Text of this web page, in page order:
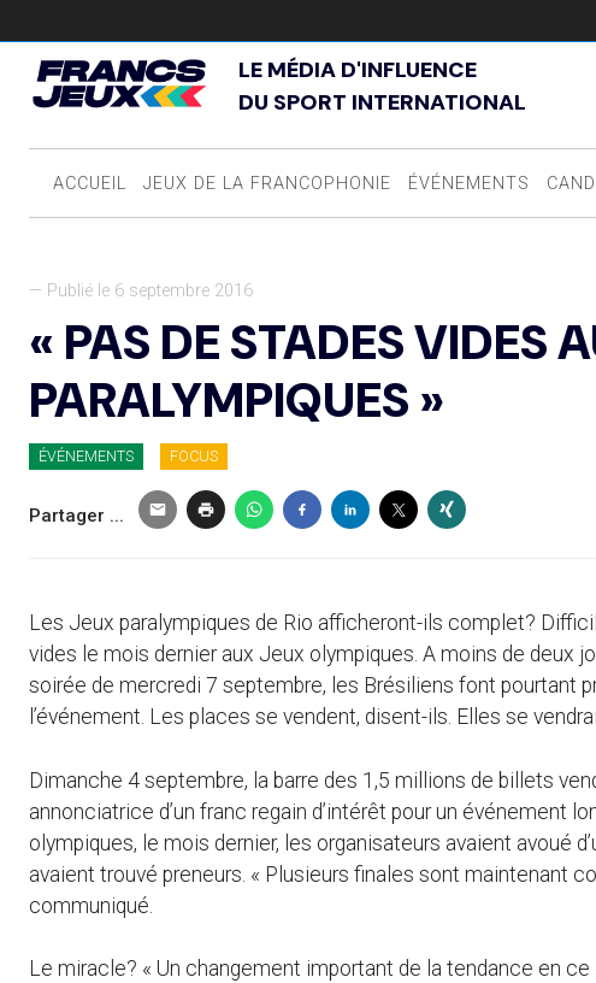
LE MÉDIA D'INFLUENCE
DU SPORT INTERNATIONAL
ACCUEIL JEUX DE LA FRANCOPHONIE ÉVÉNEMENTS
— Publié le 6 septembre 2016
« PAS DE STADES VIDES
PARALYMPIQUES »
ÉVÉNEMENTS FOCUS
Partager ...
Les Jeux paralympiques de Rio afficheront-ils complet?
vides le mois dernier aux Jeux olympiques. A moins de deux
soirée de mercredi 7 septembre, les Brésiliens font pourtant
l’événement. Les places se vendent, disent-ils. Elles se
Dimanche 4 septembre, la barre des 1,5 millions de billets
annonciatrice d’un franc regain d’intérêt pour un événement
olympiques, le mois dernier, les organisateurs avaient avoué
avaient trouvé preneurs. « Plusieurs finales sont maintenant
communiqué.
Le miracle? « Un changement important de la tendance en